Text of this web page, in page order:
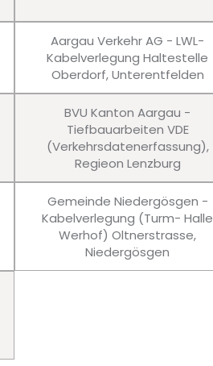
Aargau Verkehr AG - LWL-
Kabelverlegung Haltestelle
Oberdorf, Unterentfelden
BVU Kanton Aargau -
Tiefbauarbeiten VDE
(Verkehrsdatenerfassung),
Regieon Lenzburg
Gemeinde Niedergösgen -
Kabelverlegung (Turm- Halle
Werhof) Oltnerstrasse,
Niedergösgen